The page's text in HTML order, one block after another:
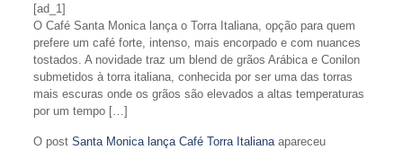
[ad_1]
O Café Santa Monica lança o Torra Italiana, opção para quem
prefere um café forte, intenso, mais encorpado e com nuances
tostados. A novidade traz um blend de grãos Arábica e Conilon
submetidos à torra italiana, conhecida por ser uma das torras
mais escuras onde os grãos são elevados a altas temperaturas
por um tempo […]
O post Santa Monica lança Café Torra Italianaapareceu